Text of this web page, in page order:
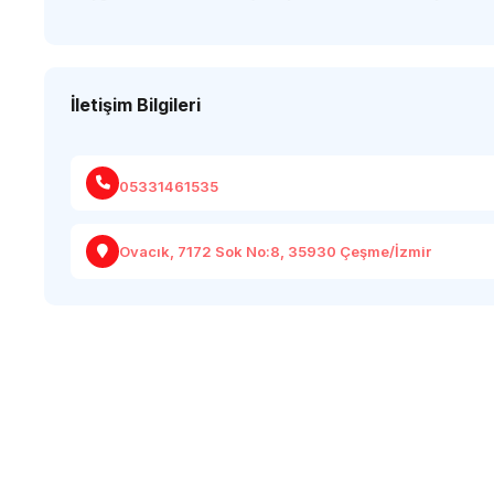
İletişim Bilgileri
05331461535
Ovacık, 7172 Sok No:8, 35930 Çeşme/İzmir